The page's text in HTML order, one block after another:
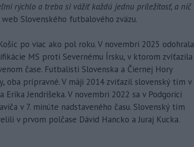
rýchlo a treba si vážiť každú jednu príležitosť, a nič
Slovenského futbalového zväzu.
po viac ako pol roku. V novembri 2025 odohrala
MS proti Severnému Írsku, v ktorom zvíťazila
čase. Futbalisti Slovenska a Čiernej Hory
oba prípravné. V máji 2014 zvíťazil slovenský tím v
Erika Jendrišeka. V novembri 2022 sa v Podgorici
v 7. minúte nadstaveného času. Slovenský tím
v prvom polčase Dávid Hancko a Juraj Kucka.